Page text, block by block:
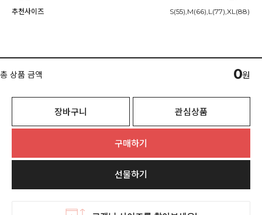
추천사이즈
S(55),M(66),L(77),XL(88)
총 상품 금액 0원
장바구니 관심상품
구매하기
선물하기